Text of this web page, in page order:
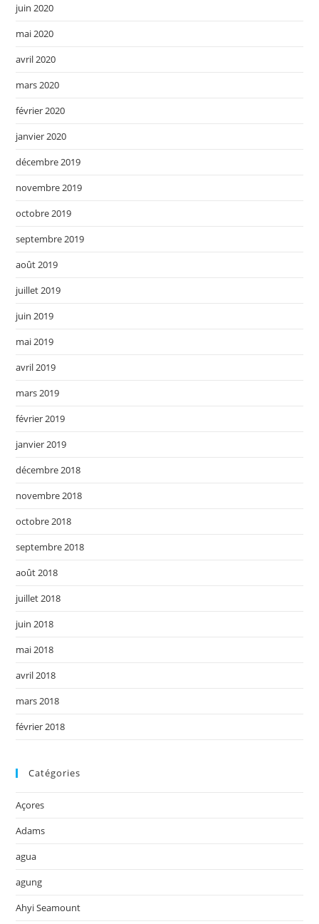
juin 2020
mai 2020
avril 2020
mars 2020
février 2020
janvier 2020
décembre 2019
novembre 2019
octobre 2019
septembre 2019
août 2019
juillet 2019
juin 2019
mai 2019
avril 2019
mars 2019
février 2019
janvier 2019
décembre 2018
novembre 2018
octobre 2018
septembre 2018
août 2018
juillet 2018
juin 2018
mai 2018
avril 2018
mars 2018
février 2018
Catégories
Açores
Adams
agua
agung
Ahyi Seamount